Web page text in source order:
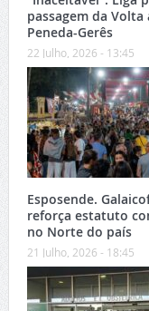
passagem da
Peneda-Gerês
22 Julho, 2026 - 13:45
Esposende.
reforça estatuto
no Norte do país
21 Julho, 2026 - 18:45